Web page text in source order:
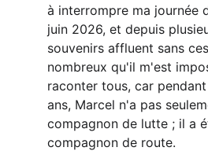
à interrompre ma journée
juin 2026, et depuis
souvenirs affluent sans
nombreux qu'il m'est
raconter tous, car
ans, Marcel n'a pas
compagnon de lutte ; il a
compagnon de route.